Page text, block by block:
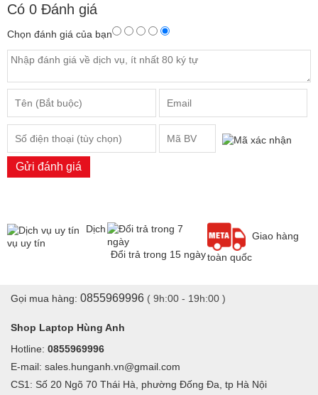
Có 0 Đánh giá
Chọn đánh giá của bạn
Gửi đánh giá
Dịch
vụ uy tín
Đổi trả trong 15 ngày
Giao hàng
toàn quốc
Gọi mua hàng: 0855969996 ( 9h:00 - 19h:00 )
Shop Laptop Hùng Anh
Hotline: 0855969996
E-mail: sales.hunganh.vn@gmail.com
CS1: Số 20 Ngõ 70 Thái Hà, phường Đống Đa, tp Hà Nội